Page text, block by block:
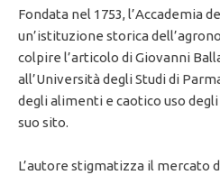
Fondata nel 1753, l’Accademia
un’istituzione storica
colpire l’articolo di Giovanni
all’Università degli Studi di
degli alimenti e caotico uso
suo sito.
L’autore stigmatizza il